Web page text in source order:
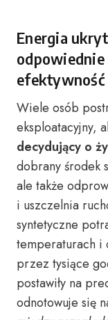
Energia
efektywność
Wiele osób
eksploatacyjny,
decydujący o
dobrany środek
ale także
i uszczelnia
syntetyczne
temperaturach i
przez tysiące
postawiły na
odnotowuje się